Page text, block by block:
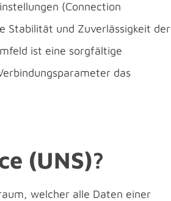
(Connection
Stabilität und Zuverlässigkeit der
ist eine sorgfältige
das
(UNS)?
welcher alle Daten einer